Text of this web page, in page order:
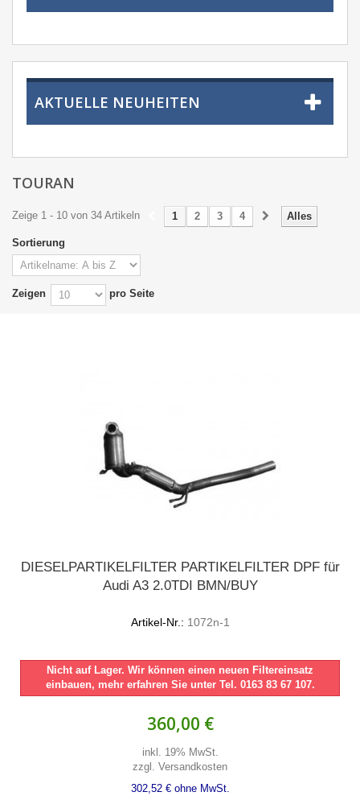
AKTUELLE NEUHEITEN
TOURAN
Zeige 1 - 10 von 34 Artikeln Alles
1 2 3 4
Sortierung
Zeigen pro Seite
DIESELPARTIKELFILTER PARTIKELFILTER DPF für
Audi A3 2.0TDI BMN/BUY
Artikel-Nr.: 1072n-1
Nicht auf Lager. Wir können einen neuen Filtereinsatz
einbauen, mehr erfahren Sie unter Tel. 0163 83 67 107.
360,00 €
inkl. 19% MwSt.
zzgl. Versandkosten
302,52 € ohne MwSt.